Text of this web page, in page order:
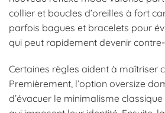
collier et boucles d’oreilles à fort
parfois bagues et bracelets pour
qui peut rapidement devenir
Certaines règles aident à maîtriser
Premièrement, l’option oversize
d’évacuer le minimalisme